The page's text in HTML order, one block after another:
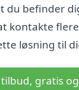
du befinder
kontakte
løsning til
gratis og